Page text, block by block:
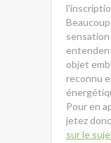
objet
reconnu
Pour en
jetez
sur le